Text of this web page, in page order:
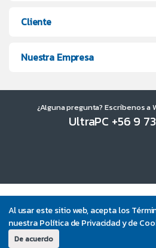
Al usar este sitio web, acepta los
nuestra Política de Privacidad y de
De acuerdo
Cliente
Nuestra Empresa
¿Alguna pregunta? Escríbenos a
UltraPC +56 9